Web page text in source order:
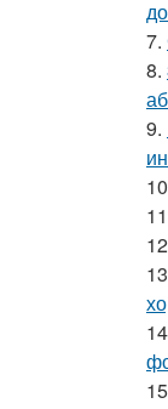
7.
8.
9.